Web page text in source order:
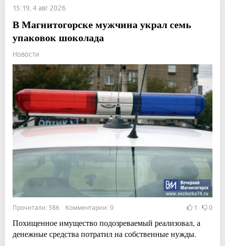
15:19, 4 авг 2026
В Магнитогорске мужчина украл семь
упаковок шоколада
Новости
Прочитали: 586 Комментарии: 0 1 0
Похищенное имущество подозреваемый реализовал, а
денежные средства потратил на собственные нужды.